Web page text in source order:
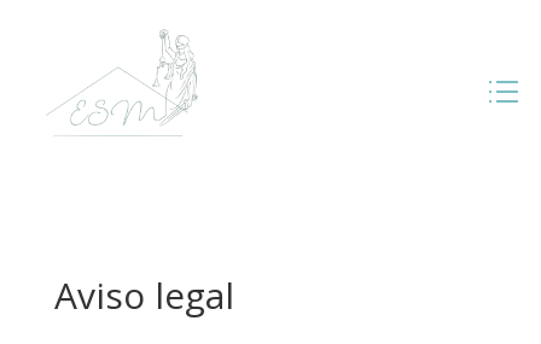
Aviso legal